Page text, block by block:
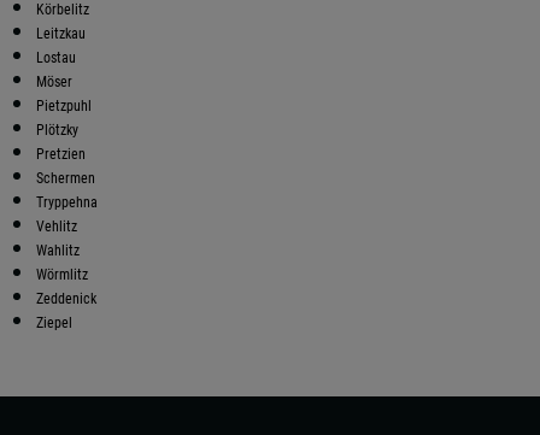
Körbelitz
Leitzkau
Lostau
Möser
Pietzpuhl
Plötzky
Pretzien
Schermen
Tryppehna
Vehlitz
Wahlitz
Wörmlitz
Zeddenick
Ziepel